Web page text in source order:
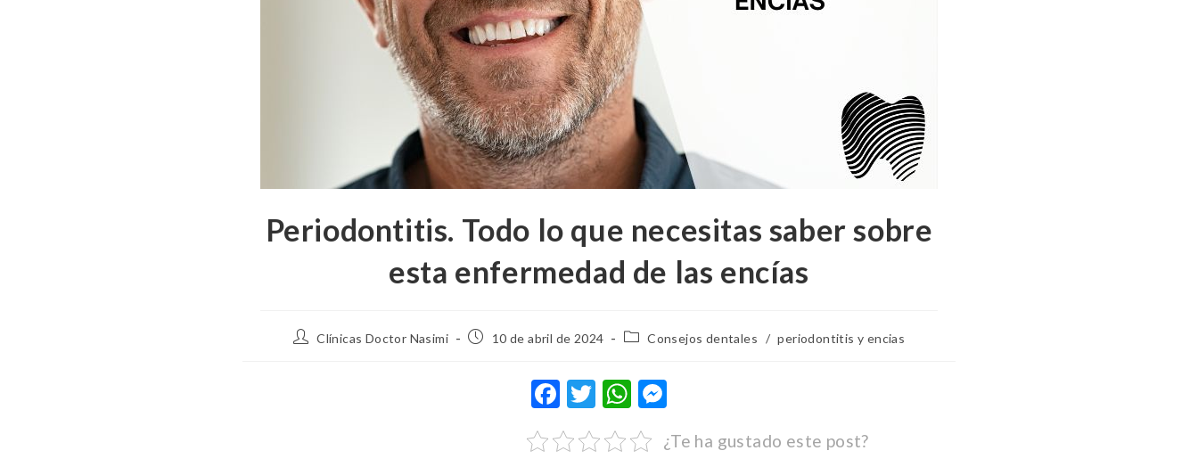
Periodontitis. Todo lo que necesitas saber sobre
esta enfermedad de las encías
Clínicas Doctor Nasimi 10 de abril de 2024 Consejos dentales / periodontitis y encias
F
ac
e
T
w
it
W
h
at se
¿Te ha gustado este post?